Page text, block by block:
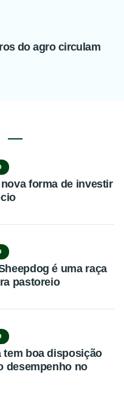
do agro circulam
forma de investir
é uma raça
pastoreio
tem boa disposição
desempenho no